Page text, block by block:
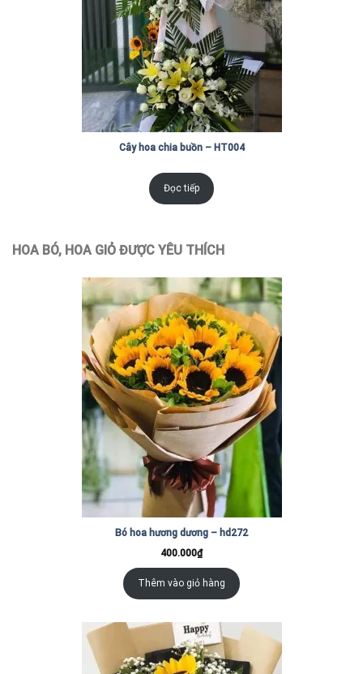
Cây hoa chia buồn – HT004
Đọc tiếp
HOA BÓ, HOA GIỎ ĐƯỢC YÊU THÍCH
Bó hoa hương dương – hd272
400.000₫
Thêm vào giỏ hàng